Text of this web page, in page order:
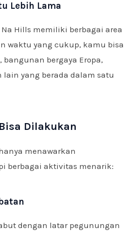
Lebih Lama
Hills memiliki berbagai area
waktu yang cukup, kamu bisa
bergaya Eropa,
yang berada dalam satu
Dilakukan
menawarkan
berbagai aktivitas menarik:
dengan latar pegunungan